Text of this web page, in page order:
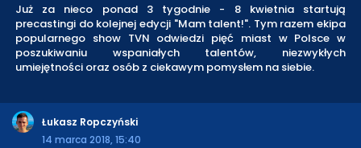
Już za nieco ponad 3 tygodnie - 8 kwietnia startują
precastingi do kolejnej edycji "Mam talent!". Tym razem ekipa
popularnego show TVN odwiedzi pięć miast w Polsce w
poszukiwaniu wspaniałych talentów, niezwykłych
umiejętności oraz osób z ciekawym pomysłem na siebie.
Łukasz Ropczyński
14 marca 2018, 15:40